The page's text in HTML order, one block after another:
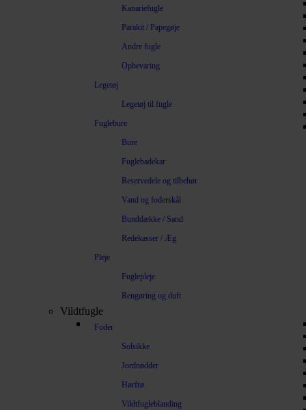
Kanariefugle
Parakit / Papegøje
Andre fugle
Opbevaring
Legetøj
Legetøj til fugle
Fuglebure
Bure
Fuglebadekar
Reservedele og tilbehør
Vand og foderskål
Bunddække / Sand
Redekasser / Æg
Pleje
Fuglepleje
Rengøring og duft
Vildtfugle
Foder
Solsikke
Jordnødder
Hørfrø
Vildtfugleblanding